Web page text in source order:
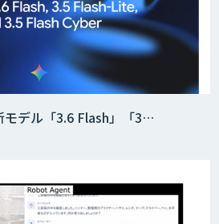
デル「3.6 Flash」「3…